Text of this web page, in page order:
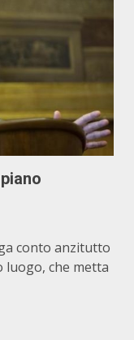
conto anzitutto
luogo, che metta